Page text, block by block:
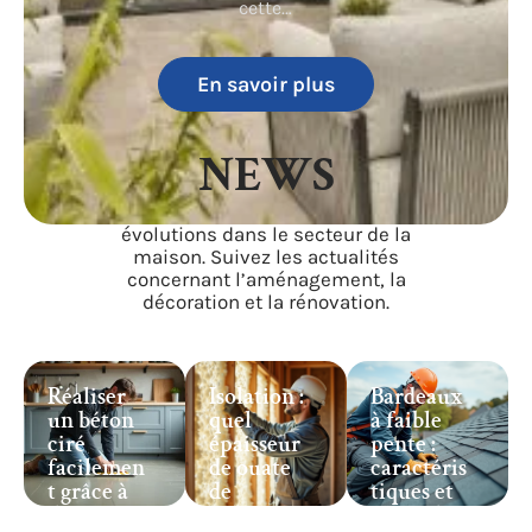
cette…
En savoir plus
NEWS
Restez informé sur les tendances et
évolutions dans le secteur de la
maison. Suivez les actualités
concernant l’aménagement, la
décoration et la rénovation.
Réaliser
un béton
ciré
facilemen
t grâce à
des
Isolation :
quel
épaisseur
de ouate
de
cellulose
Bardeaux
à faible
pente :
caractéris
tiques et
usage dans